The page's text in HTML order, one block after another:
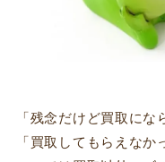
「残念だけど買取にな
「買取してもらえなか